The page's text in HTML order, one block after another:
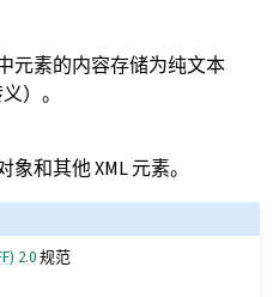
元素的内容存储为纯文本
）。
象和其他 XML 元素。
2.0规范